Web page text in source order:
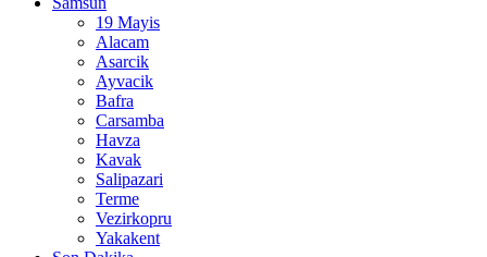
19 Mayis
Alacam
Asarcik
Ayvacik
Bafra
Carsamba
Havza
Kavak
Salipazari
Terme
Vezirkopru
Yakakent